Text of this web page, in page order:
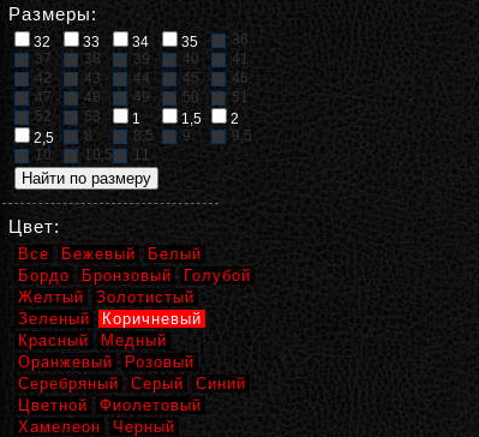
Размеры:
32 33 34 35
36
37
38 39 40
41
42
43 44 45
46
47
48 49 50
51
52
53 1 1,5
2
2,5
8 8,5 9
9,5
10
10,5 11
Цвет:
Все Бежевый
Белый
Бордо
Бронзовый
Голубой
Желтый
Золотистый
Зеленый
Коричневый
Красный
Медный
Оранжевый
Розовый
Серебряный
Серый
Синий
Цветной
Фиолетовый
Хамелеон
Черный